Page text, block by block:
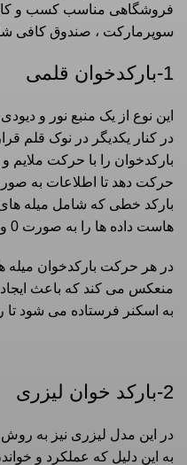
فروشگاهی مناسب کسب و
سوپرمارکت ، صندوق کافی
1-بارکدخوان قلمی
این نوع از یک منبع نور و
در کنار یکدیگر در نوک قلم
بارکدخوان را با حرکت ملایم و
حرکت دهد تا اطلاعات به
بارکد خطی که شامل میله
هاست داده ها را به صورت 0 و 1 در خود جای داده ند .
در هر حرکت بارکدخوان میله
منعکس می کند که باعث
به اسکنر فرستاده می شود تا
2-بارکد خوان لیزری
در این مدل لیزری نیز به
به این دلیل که عملکرد و